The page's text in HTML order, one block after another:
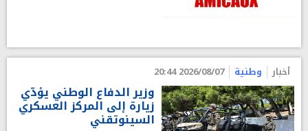
أخبار وطنية 2026/08/07 20:44
وزير الدفاع الوطني يؤدّي
زيارة إلى المركز العسكري
السينوتقني